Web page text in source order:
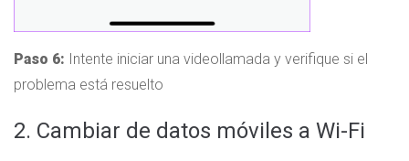
Paso 6: Intente iniciar una videollamada y verifique si el
problema está resuelto
2. Cambiar de datos móviles a Wi-Fi